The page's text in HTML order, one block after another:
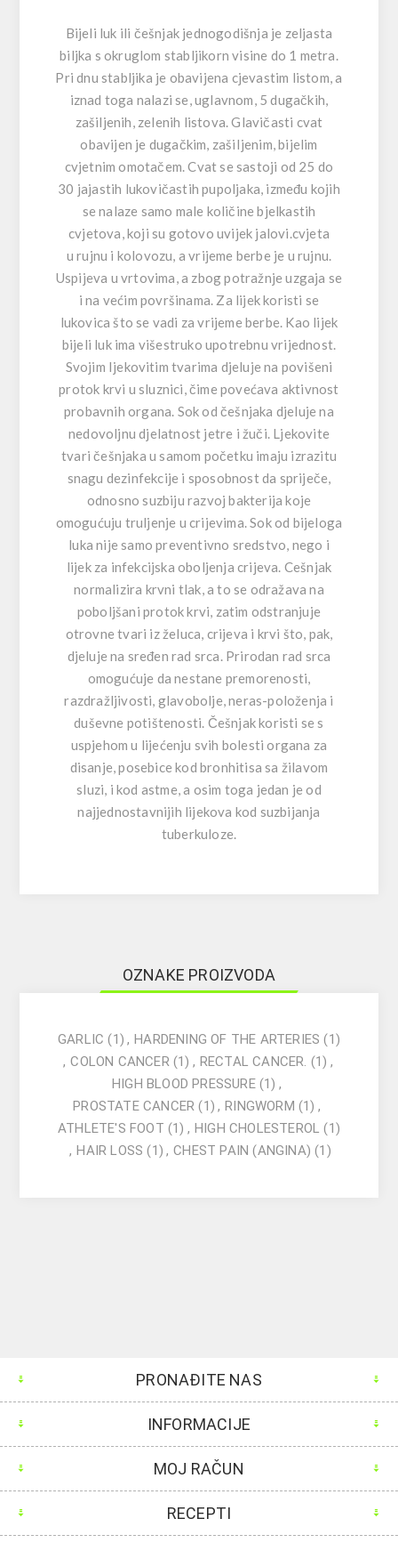
Bijeli luk ili češnjak jednogodišnja je zeljasta
biljka s okruglom stabljikorn visine do 1 metra.
Pri dnu stabljika je obavijena cjevastim listom, a
iznad toga nalazi se, uglavnom, 5 dugačkih,
zašiljenih, zelenih listova. Glavičasti cvat
obavijen je dugačkim, zašiIjenim, bijelim
cvjetnim omotačem. Cvat se sastoji od 25 do
30 jajastih lukovičastih pupoljaka, između kojih
se nalaze samo male količine bjelkastih
cvjetova, koji su gotovo uvijek jalovi.cvjeta
u rujnu i kolovozu, a vrijeme berbe je u rujnu.
Uspijeva u vrtovima, a zbog potražnje uzgaja se
i na većim površinama. Za lijek koristi se
lukovica što se vadi za vrijeme berbe. Kao lijek
bijeli luk ima višestruko upotrebnu vrijednost.
Svojim Ijekovitim tvarima djeluje na povišeni
protok krvi u sluznici, čime povećava aktivnost
probavnih organa. Sok od češnjaka djeluje na
nedovoljnu djelatnost jetre i žuči. Ljekovite
tvari češnjaka u samom početku imaju izrazitu
snagu dezinfekcije i sposobnost da spriječe,
odnosno suzbiju razvoj bakterija koje
omogućuju truljenje u crijevima. Sok od bijeloga
luka nije samo preventivno sredstvo, nego i
lijek za infekcijska oboljenja crijeva. Cešnjak
normalizira krvni tlak, a to se odražava na
poboljšani protok krvi, zatim odstranjuje
otrovne tvari iz želuca, crijeva i krvi što, pak,
djeluje na sređen rad srca. Prirodan rad srca
omogućuje da nestane premorenosti,
razdražljivosti, glavobolje, neras-položenja i
duševne potištenosti. Češnjak koristi se s
uspjehom u lijećenju svih bolesti organa za
disanje, posebice kod bronhitisa sa žilavom
sluzi, i kod astme, a osim toga jedan je od
najjednostavnijih lijekova kod suzbijanja
tuberkuloze.
OZNAKE PROIZVODA
GARLIC (1) , HARDENING OF THE ARTERIES (1)
, COLON CANCER (1) , RECTAL CANCER. (1) ,
HIGH BLOOD PRESSURE (1) ,
PROSTATE CANCER (1) , RINGWORM (1) ,
ATHLETE'S FOOT (1) , HIGH CHOLESTEROL (1)
, HAIR LOSS (1) , CHEST PAIN (ANGINA) (1)
PRONAĐITE NAS
INFORMACIJE
MOJ RAČUN
RECEPTI